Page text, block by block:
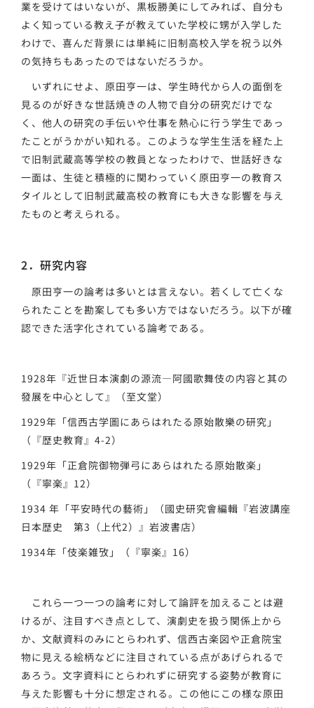
業を受けてはいないが、黒板勝美にしてみれば、自分も
よく知っている教え子が教えていた学校に甥が入学した
わけで、喜んだ背景には単純に旧制高校入学を祝う以外
の気持ちもあったのではないだろうか。
いずれにせよ、原田亨一は、学生時代から人の面倒を
見るのが好きな世話焼きの人物で自分の研究だけでな
く、他人の研究の手伝いや仕事を熱心に行う学生であっ
たことがうかがい知れる。このような学生生活を経た上
で旧制武蔵高等学校の教員となったわけで、世話好きな
一面は、生徒と積極的に関わっていく原田亨一の教育ス
タイルとして旧制武蔵高校の教育にも大きな影響を与え
たものと考えられる。
2．研究内容
原田亨一の論考は多いとは言えない。若くして亡くな
られたことを勘案しても多い方ではないだろう。以下が確
認できた活字化されている論考である。
1928年『近世日本演劇の源流―阿國歌舞伎の内容と其の
發展を中心として』（至文堂）
1929年「信西古学圖にあらはれたる原始散樂の研究」
（『歴史教育』4-2）
1929年「正倉院御物弾弓にあらはれたる原始散楽」
（『寧楽』12）
1934 年「平安時代の藝術」（國史研究會編輯『岩波講座
日本歴史 第3（上代2）』岩波書店）
1934年「伎楽雑攷」（『寧楽』16）
これら一つ一つの論考に対して論評を加えることは避
けるが、注目すべき点として、演劇史を扱う関係上から
か、文献資料のみにとらわれず、信西古楽図や正倉院宝
物に見える絵柄などに注目されている点があげられるで
あろう。文字資料にとらわれずに研究する姿勢が教育に
与えた影響も十分に想定される。この他にこの様な原田